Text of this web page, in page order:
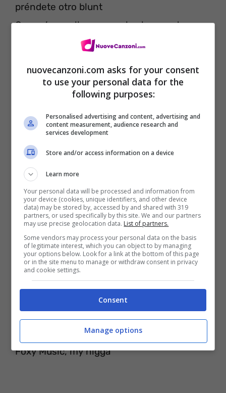
préndete otro blunt
Que pa’ que ella mueva el culo, nosotros
tenemo’ el don
Prr
Yo’
Pedro Calderón, my nigga
Dímelo Fito, mi hermano
Fito la R (Ya-Ya-Yango)
El Daddy
Foxy Music, my nigga
nuovecanzoni.com asks for your consent
to use your personal data for the
following purposes:
Personalised advertising and content, advertising and
content measurement, audience research and
services development
Store and/or access information on a device
Learn more
Your personal data will be processed and information from
your device (cookies, unique identifiers, and other device
data) may be stored by, accessed by and shared with 319
partners, or used specifically by this site. We and our partners
may use precise geolocation data. List of partners.
Some vendors may process your personal data on the basis
of legitimate interest, which you can object to by managing
your options below. Look for a link at the bottom of this page
or in the site menu to manage or withdraw consent in privacy
and cookie settings.
Consent
Manage options